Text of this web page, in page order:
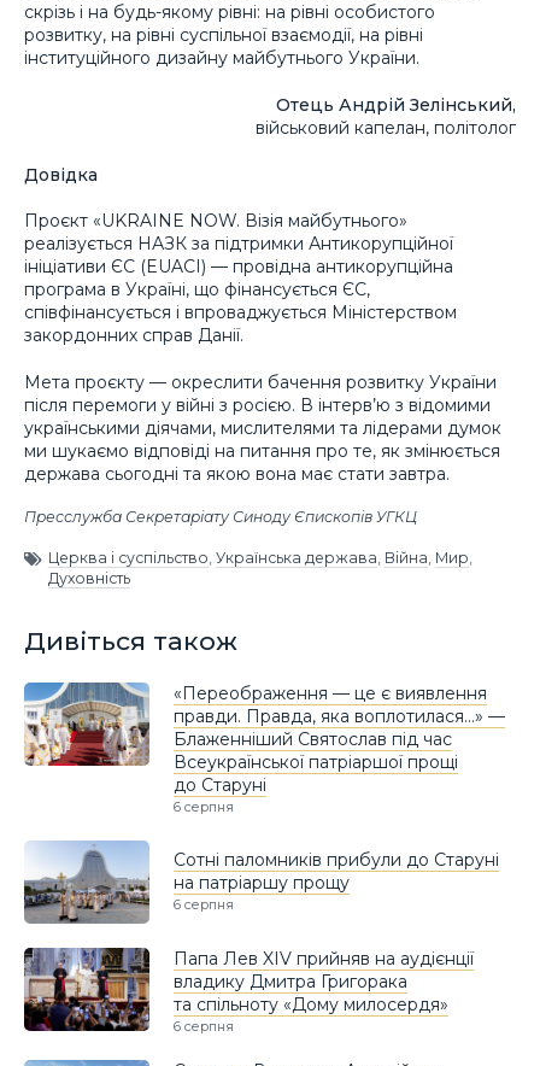
скрізь і на будь-якому рівні: на рівні особистого
розвитку, на рівні суспільної взаємодії, на рівні
інституційного дизайну майбутнього України.
Отець Андрій Зелінський,
військовий капелан, політолог
Довідка
Проєкт «UKRAINE NOW. Візія майбутнього»
реалізується НАЗК за підтримки Антикорупційної
ініціативи ЄС (EUACI) — провідна антикорупційна
програма в Україні, що фінансується ЄС,
співфінансується і впроваджується Міністерством
закордонних справ Данії.
Мета проєкту — окреслити бачення розвитку України
після перемоги у війні з росією. В інтерв’ю з відомими
українськими діячами, мислителями та лідерами думок
ми шукаємо відповіді на питання про те, як змінюється
держава сьогодні та якою вона має стати завтра.
Пресслужба Секретаріату Синоду Єпископів УГКЦ
Церква і суспільство Українська держава Війна Мир
Духовність
Дивіться також
«Переображення — це є виявлення
правди. Правда, яка воплотилася…» —
Блаженніший Святослав під час
Всеукраїнської патріаршої прощі
до Старуні
6 серпня
Сотні паломників прибули до Старуні
на патріаршу прощу
6 серпня
Папа Лев XIV прийняв на аудієнції
владику Дмитра Григорака
та спільноту «Дому милосердя»
6 серпня